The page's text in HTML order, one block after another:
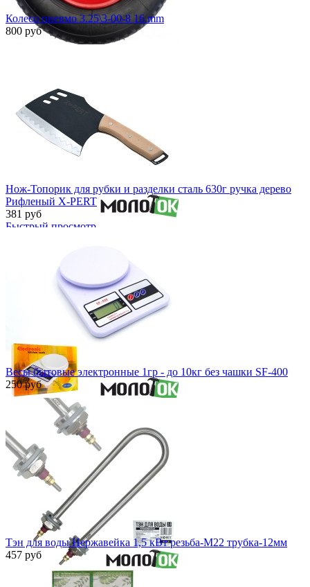
Колесо пневмо 3.25\3-00-8 16 mm
800 руб
Быстрый просмотр
Нож-Топорик для рубки и разделки сталь 630г ручка дерево
Рифленый X-PERT
381 руб
Быстрый просмотр
Весы бытовые электронные 1гр - до 10кг без чашки SF-400
250 руб
Быстрый просмотр
Тэн для воды Нержавейка 1,5 кВт резьба-М22 трубка-12мм
457 руб